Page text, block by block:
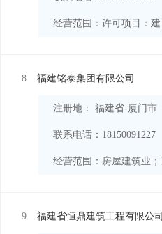
经营范围：
8 福建铭泰集团有限公司
注册地： 福建省-厦门市
联系电话：18150091227
经营范围：
9 福建省恒鼎建筑工程有限公司